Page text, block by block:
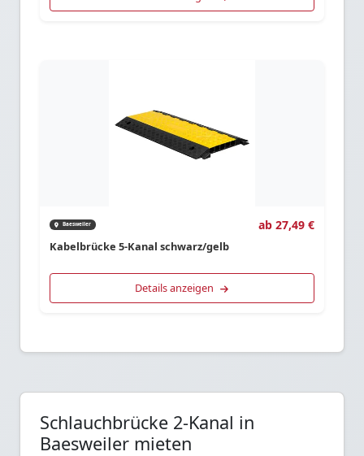
Baesweiler ab 27,49 €
Kabelbrücke 5-Kanal schwarz/gelb
Details anzeigen
Schlauchbrücke 2-Kanal in
Baesweiler mieten